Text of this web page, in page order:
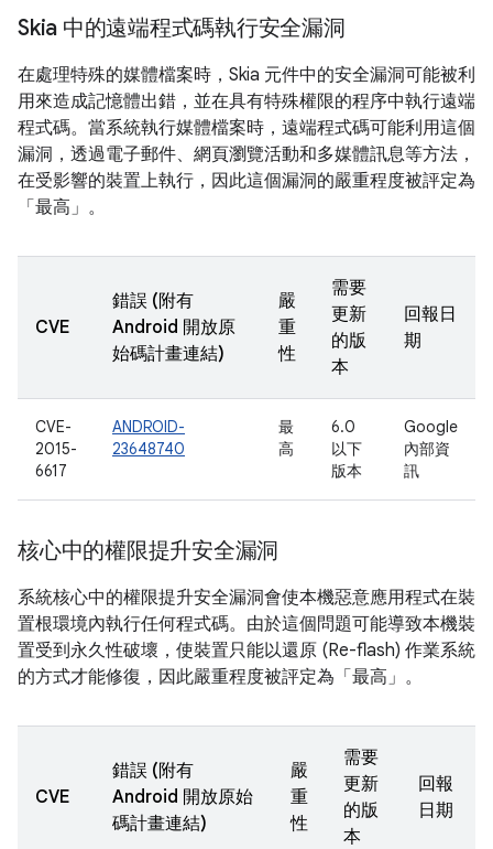
Skia 中的遠端程式碼執行安全漏洞
在處理特殊的媒體檔案時，Skia 元件中的安全漏洞可能被利
用來造成記憶體出錯，並在具有特殊權限的程序中執行遠端
程式碼。當系統執行媒體檔案時，遠端程式碼可能利用這個
漏洞，透過電子郵件、網頁瀏覽活動和多媒體訊息等方法，
在受影響的裝置上執行，因此這個漏洞的嚴重程度被評定為
「最高」。
CVE
錯誤 (附有
Android 開放原
始碼計畫連結)
嚴
重
性
需要
更新
的版
本
回報日
期
CVE-
2015-
6617
ANDROID-
23648740
最
高
6.0
以下
版本
Google
內部資
訊
核心中的權限提升安全漏洞
系統核心中的權限提升安全漏洞會使本機惡意應用程式在裝
置根環境內執行任何程式碼。由於這個問題可能導致本機裝
置受到永久性破壞，使裝置只能以還原 (Re-flash) 作業系統
的方式才能修復，因此嚴重程度被評定為「最高」。
CVE
錯誤 (附有
Android 開放原始
碼計畫連結)
嚴
重
性
需要
更新
的版
本
回報
日期